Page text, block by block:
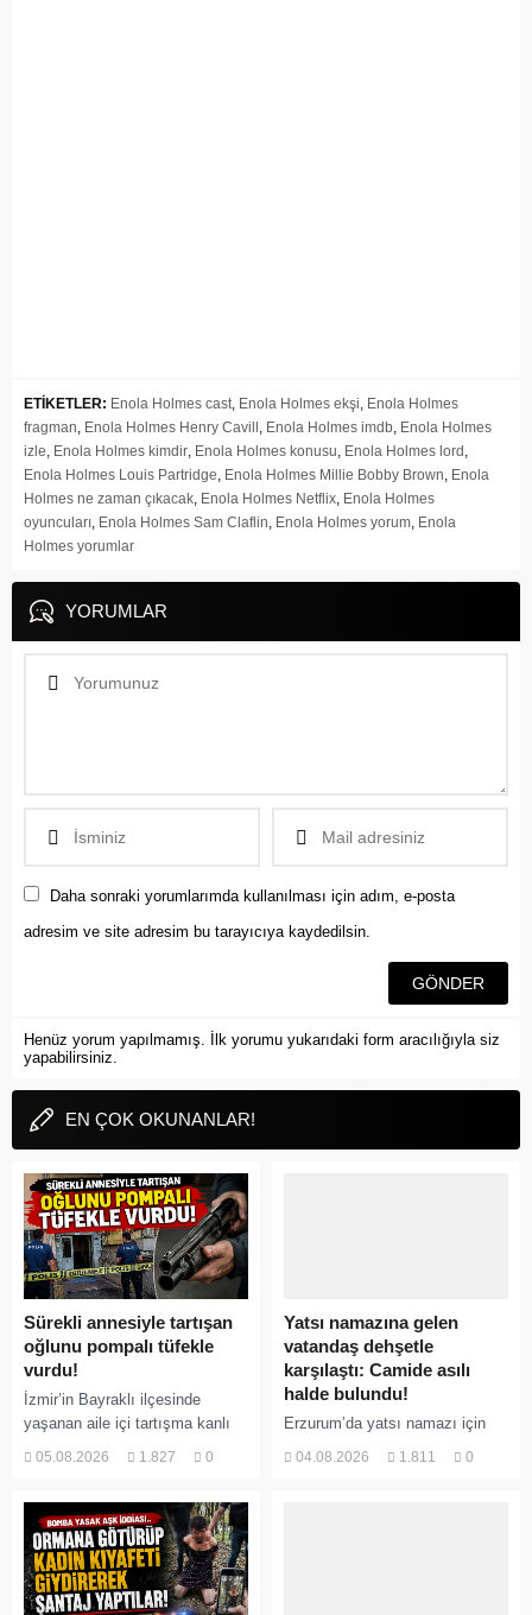
ETİKETLER: Enola Holmes cast Enola Holmes ekşi Enola Holmes
fragman Enola Holmes Henry Cavill Enola Holmes imdb Enola Holmes
izle Enola Holmes kimdir Enola Holmes konusu Enola Holmes lord
Enola Holmes Louis Partridge Enola Holmes Millie Bobby Brown Enola
Holmes ne zaman çıkacak Enola Holmes Netflix Enola Holmes
oyuncuları Enola Holmes Sam Claflin Enola Holmes yorum Enola
Holmes yorumlar
YORUMLAR
Daha sonraki yorumlarımda kullanılması için adım, e-posta
adresim ve site adresim bu tarayıcıya kaydedilsin.
Henüz yorum yapılmamış. İlk yorumu yukarıdaki form aracılığıyla siz
yapabilirsiniz.
EN ÇOK OKUNANLAR!
Sürekli annesiyle tartışan
oğlunu pompalı tüfekle
vurdu!
İzmir’in Bayraklı ilçesinde
yaşanan aile içi tartışma kanlı
05.08.2026 1.827 0
Yatsı namazına gelen
vatandaş dehşetle
karşılaştı: Camide asılı
halde bulundu!
Erzurum’da yatsı namazı için
04.08.2026 1.811 0